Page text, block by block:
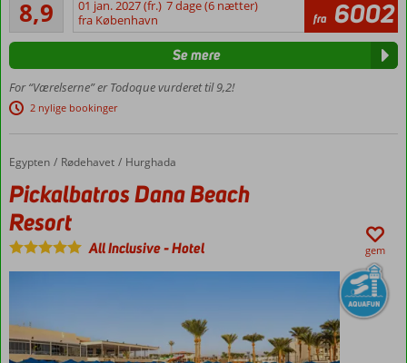
18 år
Lille, hyggeligt
Centralt
i Playa
del
Ingles
I
til
stranden
Tæt ved
Cita- og
Yumbo-
8,9
160
anmeldelser
01 jan. 2027 (fr.) 7 dage (6 nætter)
fra København
fra 6002
For “Værelserne” er Todoque vurderet til 9,2!
2 nylige bookinger
Se mere
Forside
Egypten Rødehavet Hurghada
Pickalbatros Dana Beach Resort
Pickalbatros Dana Beach
Resort
All Inclusive-Hotel gem